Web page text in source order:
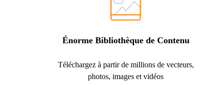
Énorme Bibliothèque de Contenu
Téléchargez à partir de millions de vecteurs,
photos, images et vidéos